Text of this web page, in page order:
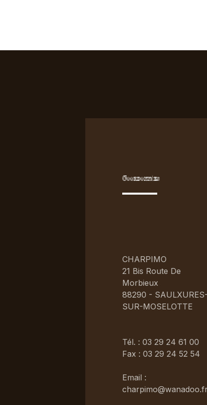
Coordonnées
CHARPIMO
21 Bis Route De
Morbieux
88290 - SAULXURES-
SUR-MOSELOTTE
Tél. : 03 29 24 61 00
Fax : 03 29 24 52 54
Email :